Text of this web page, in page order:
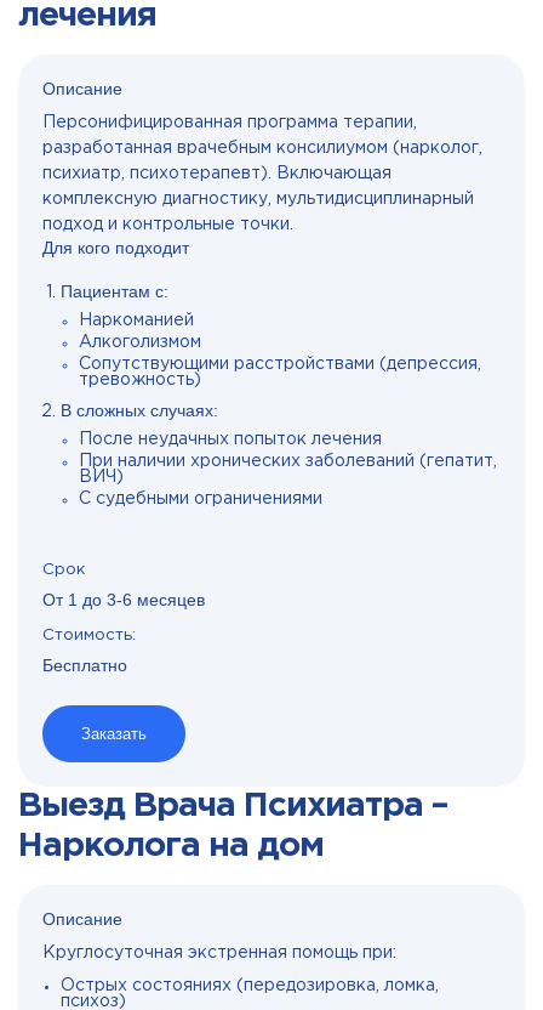
лечения
Описание
Персонифицированная программа терапии,
разработанная врачебным консилиумом (нарколог,
психиатр, психотерапевт). Включающая
комплексную диагностику, мультидисциплинарный
подход и контрольные точки.
Для кого подходит
Пациентам с:
Наркоманией
Алкоголизмом
Сопутствующими расстройствами (депрессия,
тревожность)
В сложных случаях:
После неудачных попыток лечения
При наличии хронических заболеваний (гепатит,
ВИЧ)
С судебными ограничениями
Срок
От 1 до 3-6 месяцев
Стоимость:
Бесплатно
Заказать
Выезд Врача Психиатра –
Нарколога на дом
Описание
Круглосуточная экстренная помощь при:
Острых состояниях (передозировка, ломка,
психоз)